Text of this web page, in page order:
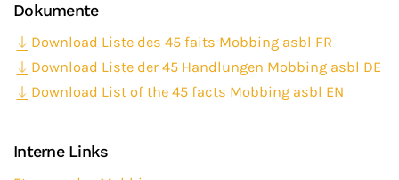
Dokumente
Download Liste des 45 faits Mobbing asbl FR
Download Liste der 45 Handlungen Mobbing asbl DE
Download List of the 45 facts Mobbing asbl EN
Interne Links